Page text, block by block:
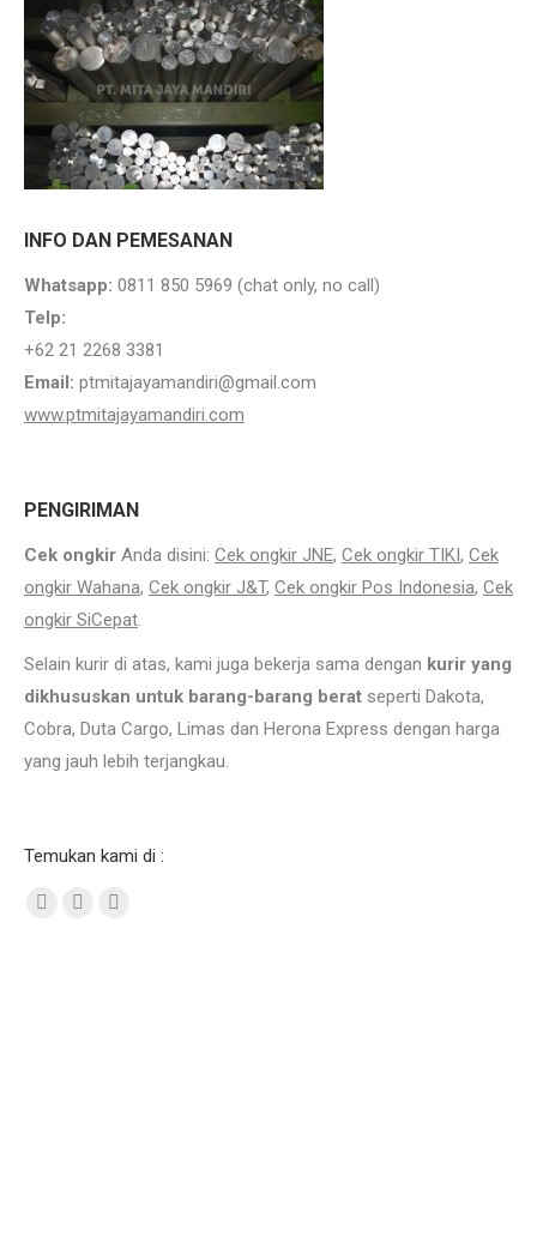
INFO DAN PEMESANAN
Whatsapp: 0811 850 5969 (chat only, no call)
Telp:
+62 21 2268 3381
Email: ptmitajayamandiri@gmail.com
www.ptmitajayamandiri.com
PENGIRIMAN
Cek ongkir Anda disini: Cek ongkir JNE, Cek ongkir TIKI, Cek
ongkir Wahana, Cek ongkir J&T, Cek ongkir Pos Indonesia, Cek
ongkir SiCepat.
Selain kurir di atas, kami juga bekerja sama dengan kurir yang
dikhususkan untuk barang-barang berat seperti Dakota,
Cobra, Duta Cargo, Limas dan Herona Express dengan harga
yang jauh lebih terjangkau.
Temukan kami di :